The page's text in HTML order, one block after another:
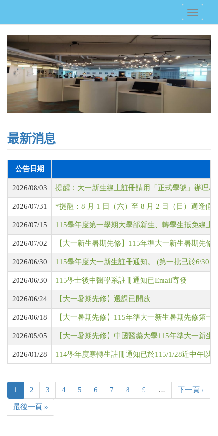
主
Toggle
最新消息
公告日期
2026/08/03 提醒：大一新生線上註冊請用「正式學號」辦理
2026/07/31 *提醒：8 月 1 日（六）至 8 月 2 日（日）適逢假
2026/07/15 115學年度第一學期大學部新生、轉學生抵免線上
2026/07/02 【大一新生暑期先修】115年準大一新生暑期先
2026/06/30 115學年度大一新生註冊通知。 (第一批已於6/30
2026/06/30 115學士後中醫學系註冊通知已Email寄發
2026/06/24 【大一暑期先修】選課已開放
2026/06/18 【大一暑期先修】115年準大一新生暑期先修第一
2026/05/05 【大一暑期先修】中國醫藥大學115年準大一新
2026/01/28 114學年度寒轉生註冊通知已於115/1/28近中午以
1 2 3 4 5 6 7 8 9 … 下一頁 ›
最後一頁 »